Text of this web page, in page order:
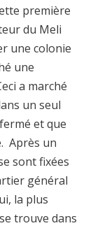
première
du Meli
une colonie
une
a marché
un seul
et que
Après un
sont fixées
général
la plus
trouve dans